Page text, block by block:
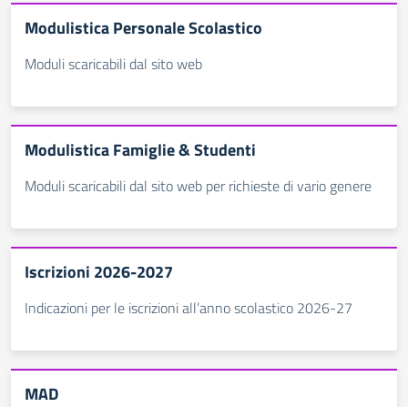
Modulistica Personale Scolastico
Moduli scaricabili dal sito web
Modulistica Famiglie & Studenti
Moduli scaricabili dal sito web per richieste di vario genere
Iscrizioni 2026-2027
Indicazioni per le iscrizioni all’anno scolastico 2026-27
MAD